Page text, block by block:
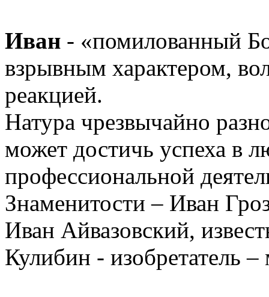
Иван - «помилованный
взрывным характером,
реакцией.
Натура чрезвычайно
может достичь успеха в
профессиональной
Знаменитости – Иван
Иван Айвазовский,
Кулибин - изобретатель –